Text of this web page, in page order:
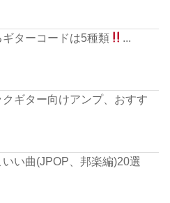
ターコードは5種類 ...
ギター向けアンプ、おすす
い曲(JPOP、邦楽編)20選